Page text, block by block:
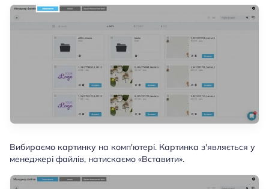
Вибираємо картинку на комп'ютері. Картинка з'являється у
менеджері файлів, натискаємо «Вставити».